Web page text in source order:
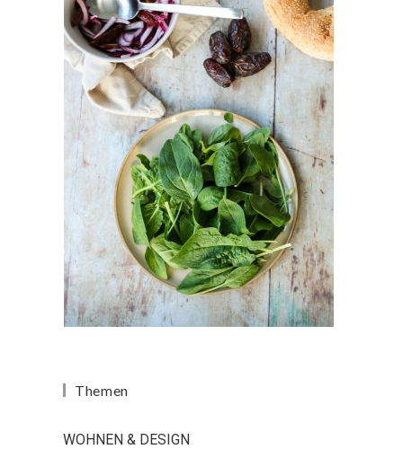
Themen
WOHNEN & DESIGN